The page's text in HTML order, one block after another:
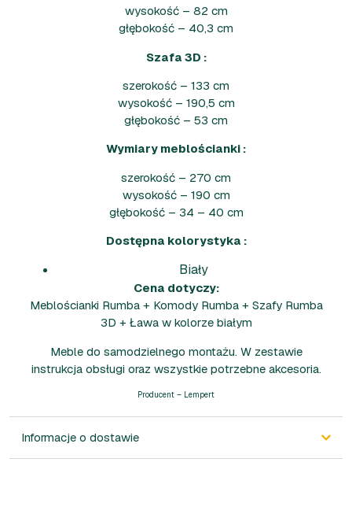
wysokość – 82 cm
głębokość – 40,3 cm
Szafa 3D :
szerokość – 133 cm
wysokość – 190,5 cm
głębokość – 53 cm
Wymiary meblościanki :
szerokość – 270 cm
wysokość – 190 cm
głębokość – 34 – 40 cm
Dostępna kolorystyka :
Biały
Cena dotyczy:
Meblościanki Rumba + Komody Rumba + Szafy Rumba
3D + Ława w kolorze białym
Meble do samodzielnego montażu. W zestawie
instrukcja obsługi oraz wszystkie potrzebne akcesoria.
Producent – Lempert
Informacje o dostawie